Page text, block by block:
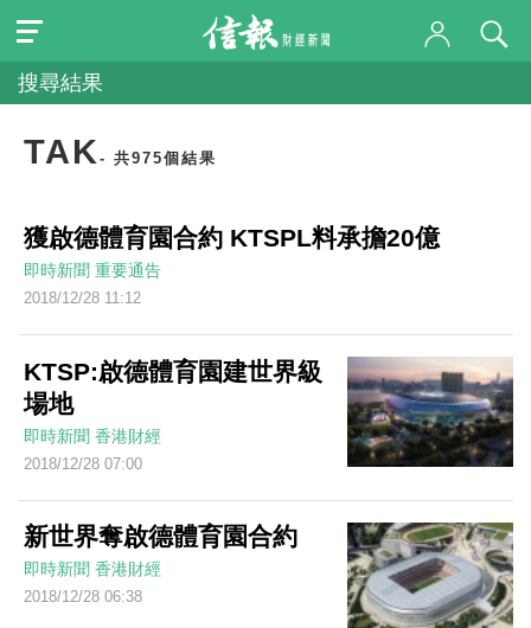
搜尋結果
TAK - 共975個結果
獲啟德體育園合約 KTSPL料承擔20億
即時新聞 重要通告
2018/12/28 11:12
KTSP:啟德體育園建世界級
場地
即時新聞 香港財經
2018/12/28 07:00
新世界奪啟德體育園合約
即時新聞 香港財經
2018/12/28 06:38